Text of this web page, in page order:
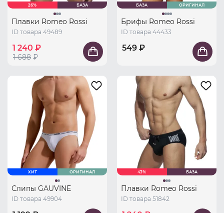
26% БАЗА
Плавки Romeo Rossi
ID товара 49489
1 240 ₽
1 688 ₽
БАЗА ОРИГИНАЛ
Брифы Romeo Rossi
ID товара 44433
549 ₽
ХИТ ОРИГИНАЛ
Слипы GAUVINE
ID товара 49904
43% БАЗА
Плавки Romeo Rossi
ID товара 51842